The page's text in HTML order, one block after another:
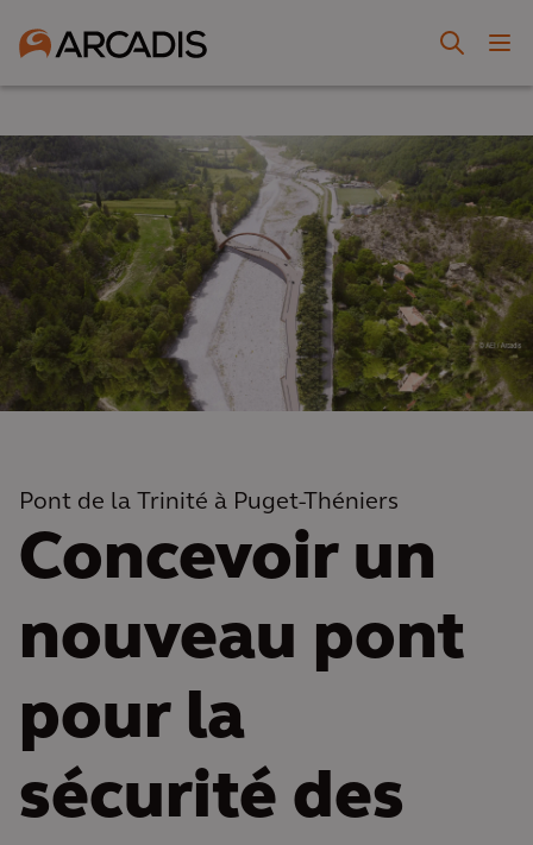
Pont de la Trinité à Puget-Théniers
Concevoir un
nouveau pont
pour la
sécurité des